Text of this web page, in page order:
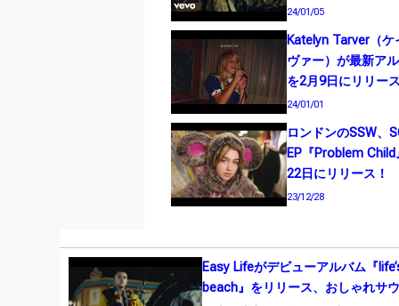
24/01/05
Katelyn Tarver（ケ
ヴァー）が最新ア
を2月9日にリリー
24/01/01
ロンドンのSSW、
EP『Problem
22日にリリース！
23/12/28
Easy Lifeがデビューアルバム『
beach』をリリース、おしゃれサ